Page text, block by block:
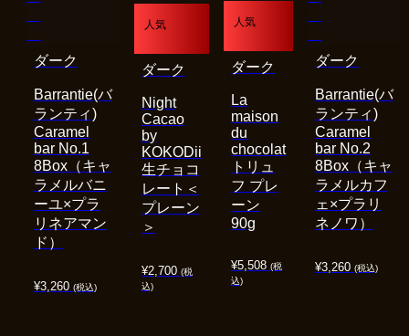
¥3,260 (税込)
Barrantie(バ
ランティ)
Caramel
bar No.1
8Box（キャ
ラメルバニ
ーユ×プラ
リネアマン
ド）
ダーク
人気
¥2,700 (税
込)
Night
Cacao
by
KOKODii
生チョコ
レート＜
プレーン
＞
ダーク
人気
¥5,508 (税
込)
La
maison
du
chocolat
トリュ
フ プレ
ーン
90g
ダーク
¥3,260 (税込)
Barrantie(バ
ランティ)
Caramel
bar No.2
8Box（キャ
ラメルカフ
ェ×プラリ
ネノワ）
ダーク